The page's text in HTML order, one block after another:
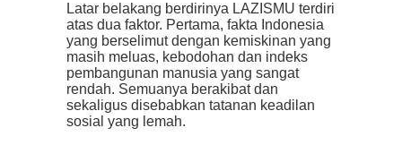
Latar belakang berdirinya LAZISMU terdiri
atas dua faktor. Pertama, fakta Indonesia
yang berselimut dengan kemiskinan yang
masih meluas, kebodohan dan indeks
pembangunan manusia yang sangat
rendah. Semuanya berakibat dan
sekaligus disebabkan tatanan keadilan
sosial yang lemah.